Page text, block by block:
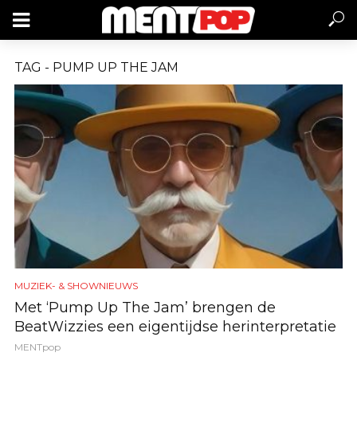
TAG - PUMP UP THE JAM
MUZIEK- & SHOWNIEUWS
Met ‘Pump Up The Jam’ brengen de
BeatWizzies een eigentijdse herinterpretatie
MENTpop